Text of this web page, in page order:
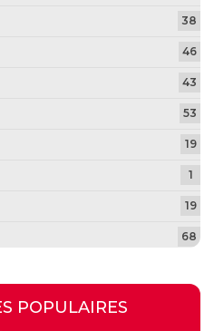
38
46
43
53
19
1
19
68
POPULAIRES